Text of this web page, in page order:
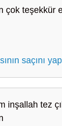
çok teşekkür
saçını
inşallah tez